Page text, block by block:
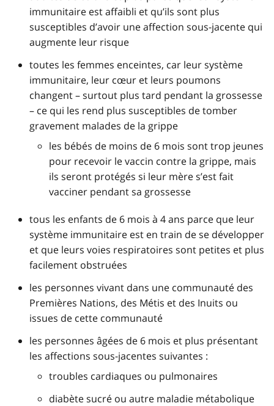
immunitaire est affaibli et qu’ils sont plus
susceptibles d’avoir une affection sous-jacente qui
augmente leur risque
toutes les femmes enceintes, car leur système
immunitaire, leur cœur et leurs poumons
changent – surtout plus tard pendant la grossesse
– ce qui les rend plus susceptibles de tomber
gravement malades de la grippe
les bébés de moins de 6 mois sont trop jeunes
pour recevoir le vaccin contre la grippe, mais
ils seront protégés si leur mère s’est fait
vacciner pendant sa grossesse
tous les enfants de 6 mois à 4 ans parce que leur
système immunitaire est en train de se développer
et que leurs voies respiratoires sont petites et plus
facilement obstruées
les personnes vivant dans une communauté des
Premières Nations, des Métis et des Inuits ou
issues de cette communauté
les personnes âgées de 6 mois et plus présentant
les affections sous-jacentes suivantes :
troubles cardiaques ou pulmonaires
diabète sucré ou autre maladie métabolique